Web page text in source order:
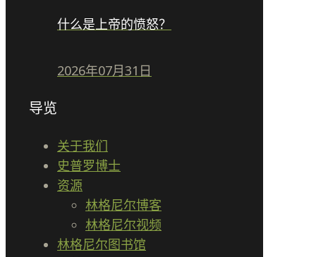
什么是上帝的愤怒？
2026年07月31日
导览
关于我们
史普罗博士
资源
林格尼尔博客
林格尼尔视频
林格尼尔图书馆